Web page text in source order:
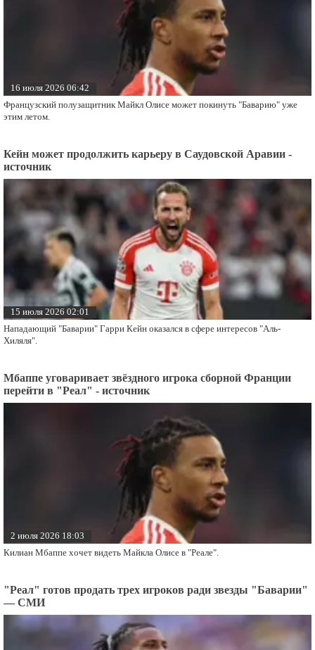
16 июля 2026 06:42
Французский полузащитник Майкл Олисе может покинуть "Баварию" уже
этим летом.
Кейн может продолжить карьеру в Саудовской Аравии -
источник
15 июля 2026 02:01
Нападающий "Баварии" Гарри Кейн оказался в сфере интересов "Аль-
Хиляля".
Мбаппе уговаривает звёздного игрока сборной Франции
перейти в "Реал" - источник
2 июля 2026 18:03
Килиан Мбаппе хочет видеть Майкла Олисе в "Реале".
"Реал" готов продать трех игроков ради звезды "Баварии"
— СМИ